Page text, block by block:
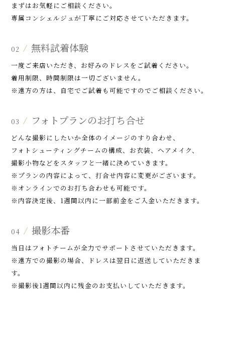
まずはお気軽にご相談ください。
専属コンシェルジュが丁寧にご対応させていただきます。
02 / 無料試着体験
一度ご来店いただき、お好みのドレスをご試着ください。
着用制限、時間制限は一切ございません。
※遠方の方は、自宅でご試着も可能ですのでご相談ください。
03 / フォトプランのお打ち合せ
どんな撮影にしたいか全体のイメージのすり合わせ、
フォトシューティングチームの構成、お衣装、ヘアメイク、
撮影小物などをスタッフと一緒に決めていきます。
※プランの内容によって、打合せ内容に変更がございます。
※オンラインでのお打ち合わせも可能です。
※内容決定後、1週間以内に一部前金をご入金いただきます。
04 / 撮影本番
当日はフォトチームが全力でサポートさせていただきます。
※遠方での撮影の場合、ドレスは翌日に返送していただきま
す。
※撮影後1週間以内に残金のお支払いしていただきます。